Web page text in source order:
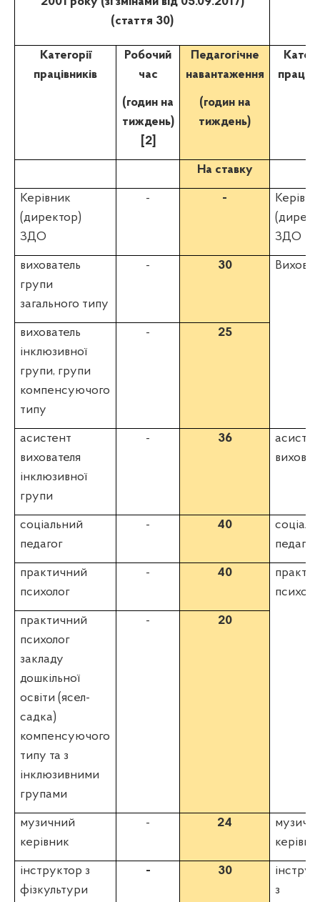
(стаття 30)
Категорії
працівників
Робочий
час
(годин на
тиждень)
[2]
Педагогічне
навантаження
(годин на
тиждень)
На ставку
Керівник
(директор)
ЗДО
- -
ЗДО
вихователь
групи
загального типу
- 30
вихователь
інклюзивної
групи, групи
компенсуючого
типу
- 25
асистент
вихователя
інклюзивної
групи
- 36
соціальний
педагог
- 40
педагог
практичний
психолог
- 40
практичний
психолог
закладу
дошкільної
освіти (ясел-
садка)
компенсуючого
типу та з
інклюзивними
групами
- 20
музичний
керівник
- 24
інструктор з
фізкультури
- 30
з